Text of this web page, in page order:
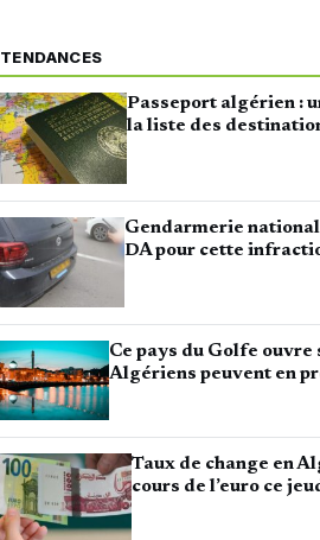
TENDANCES
Passeport algérien :
la liste des
Gendarmerie
DA pour cette
Ce pays du Golfe ouvre
Algériens peuvent en
Taux de change en
cours de l’euro ce